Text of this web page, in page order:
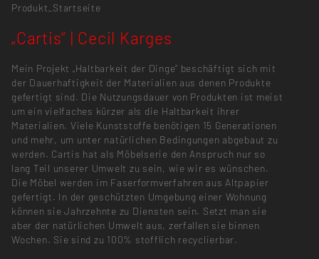
Produkt_Startseite
„Cartis“ | Cecil Karges
Mein Projekt „Haltbarkeit der Dinge“ beschäftigt sich mit
der Dauerhaftigkeit der Materialien aus denen Produkte
gefertigt sind. Die Nutzungsdauer von Produkten ist meist
um ein vielfaches kürzer als die Haltbarkeit ihrer
Materialien. Viele Kunststoffe benötigen 15 Generationen
und mehr, um unter natürlichen Bedingungen abgebaut zu
werden. Cartis hat als Möbelserie den Anspruch nur so
lang Teil unserer Umwelt zu sein, wie wir es wünschen.
Die Möbel werden im Faserformverfahren aus Altpapier
gefertigt. In der geschützten Umgebung einer Wohnung
können sie Jahrzehnte zu Diensten sein. Setzt man sie
aber der natürlichen Umwelt aus, zerfallen sie binnen
Wochen. Sie sind zu 100% stofflich recyclierbar.